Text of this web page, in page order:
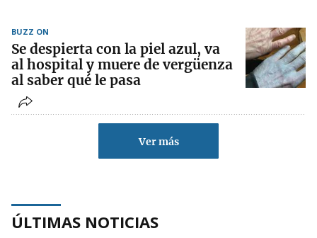
BUZZ ON
Se despierta con la piel azul, va
al hospital y muere de vergüenza
al saber qué le pasa
Ver más
ÚLTIMAS NOTICIAS